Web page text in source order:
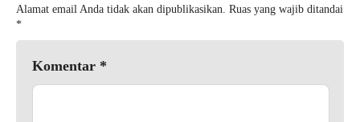
Alamat email Anda tidak akan dipublikasikan. Ruas yang wajib ditandai
*
Komentar *